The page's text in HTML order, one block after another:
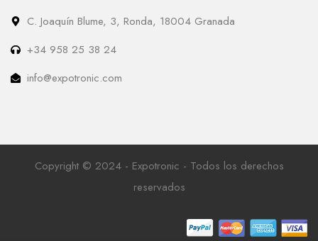
C. Joaquín Blume, 3, Ronda, 18004 Granada
+34 958 25 38 24
info@expotronic.com
Copyright © 2024 - Expotronic - Todos los derechos
reservados